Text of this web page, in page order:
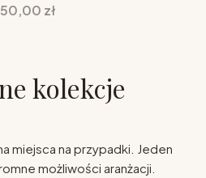
zł
kolekcje
miejsca na przypadki. Jeden
możliwości aranżacji.